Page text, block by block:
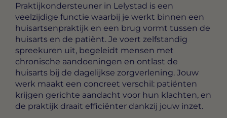
Praktijkondersteuner in Lelystad is een
veelzijdige functie waarbij je werkt binnen een
huisartsenpraktijk en een brug vormt tussen de
huisarts en de patiënt. Je voert zelfstandig
spreekuren uit, begeleidt mensen met
chronische aandoeningen en ontlast de
huisarts bij de dagelijkse zorgverlening. Jouw
werk maakt een concreet verschil: patiënten
krijgen gerichte aandacht voor hun klachten, en
de praktijk draait efficiënter dankzij jouw inzet.